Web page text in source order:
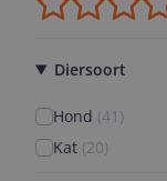
Diersoort
Hond (41 )
Kat (20)